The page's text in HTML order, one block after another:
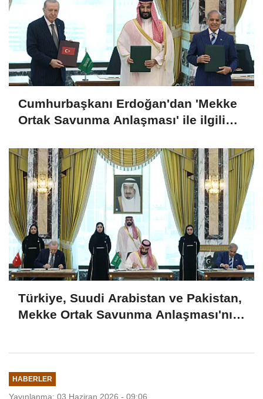
Cumhurbaşkanı Erdoğan'dan 'Mekke
Ortak Savunma Anlaşması' ile ilgili
Türkiye, Suudi Arabistan ve Pakistan,
Mekke Ortak Savunma Anlaşması'nı
HABERLER
Yayınlanma: 03 Haziran 2026 - 09:06